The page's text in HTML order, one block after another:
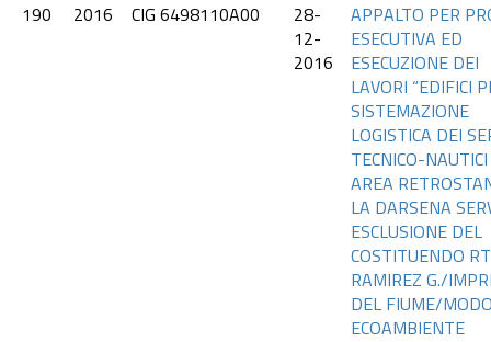
190
2016 CIG 6498110A00
28-
12-
2016
APPALTO PER
ESECUTIVA ED
ESECUZIONE DEI
LAVORI “EDIFICI
SISTEMAZIONE
LOGISTICA DEI
TECNICO-
AREA
LA DARSENA
ESCLUSIONE DEL
COSTITUENDO
RAMIREZ G./
DEL FIUME/
ECOAMBIENTE